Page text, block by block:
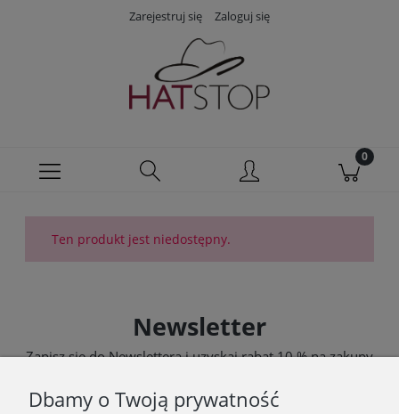
Zarejestruj się Zaloguj się
Ten produkt jest niedostępny.
Newsletter
Zapisz się do Newslettera i uzyskaj rabat 10 % na zakupy
Dbamy o Twoją prywatność